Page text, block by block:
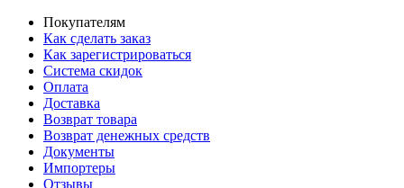
Покупателям
Как сделать заказ
Как зарегистрироваться
Система скидок
Оплата
Доставка
Возврат товара
Возврат денежных средств
Документы
Импортеры
Отзывы